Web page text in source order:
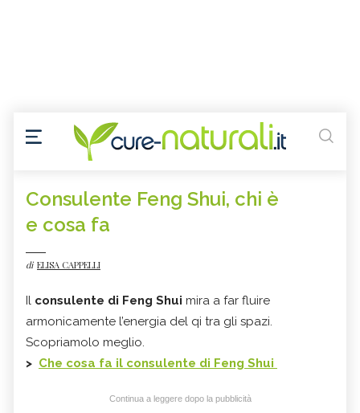
Consulente Feng Shui, chi è
e cosa fa
di ELISA CAPPELLI
Il consulente di Feng Shui mira a far fluire
armonicamente l’energia del qi tra gli spazi.
Scopriamolo meglio.
> Che cosa fa il consulente di Feng Shui
Continua a leggere dopo la pubblicità